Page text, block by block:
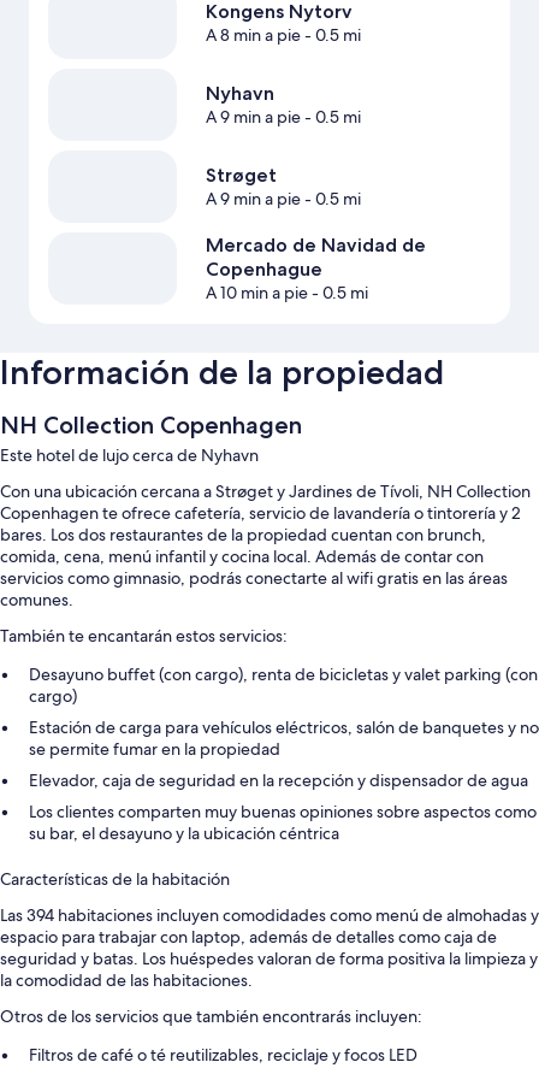
Kongens Nytorv
A 8 min a pie- 0.5 mi
Nyhavn
A 9 min a pie- 0.5 mi
Strøget
A 9 min a pie- 0.5 mi
Mercado de Navidad de
Copenhague
A 10 min a pie- 0.5 mi
Información de la propiedad
NH Collection Copenhagen
Este hotel de lujo cerca de Nyhavn
Con una ubicación cercana a Strøget y Jardines de Tívoli, NH Collection
Copenhagen te ofrece cafetería, servicio de lavandería o tintorería y 2
bares. Los dos restaurantes de la propiedad cuentan con brunch,
comida, cena, menú infantil y cocina local. Además de contar con
servicios como gimnasio, podrás conectarte al wifi gratis en las áreas
comunes.
También te encantarán estos servicios:
Desayuno buffet (con cargo), renta de bicicletas y valet parking (con
cargo)
Estación de carga para vehículos eléctricos, salón de banquetes y no
se permite fumar en la propiedad
Elevador, caja de seguridad en la recepción y dispensador de agua
Los clientes comparten muy buenas opiniones sobre aspectos como
su bar, el desayuno y la ubicación céntrica
Características de la habitación
Las 394 habitaciones incluyen comodidades como menú de almohadas y
espacio para trabajar con laptop, además de detalles como caja de
seguridad y batas. Los huéspedes valoran de forma positiva la limpieza y
la comodidad de las habitaciones.
Otros de los servicios que también encontrarás incluyen:
Filtros de café o té reutilizables, reciclaje y focos LED